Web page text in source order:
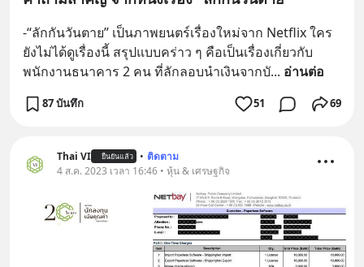
-“ลักกันวันตาย” เป็นภาพยนตร์เรื่องใหม่จาก Netflix ใคร
ยังไม่ได้ดูเรื่องนี้ สรุปแบบคร่าว ๆ คือเป็นเรื่องเกี่ยวกับ
พนักงานธนาคาร 2 คน ที่ลักลอบนำเงินจากบั... อ่านต่อ
87 บันทึก 51 69
Thai VI ยืนยันแล้ว • ติดตาม
4 ส.ค. 2023 เวลา 16:46 • หุ้น & เศรษฐกิจ